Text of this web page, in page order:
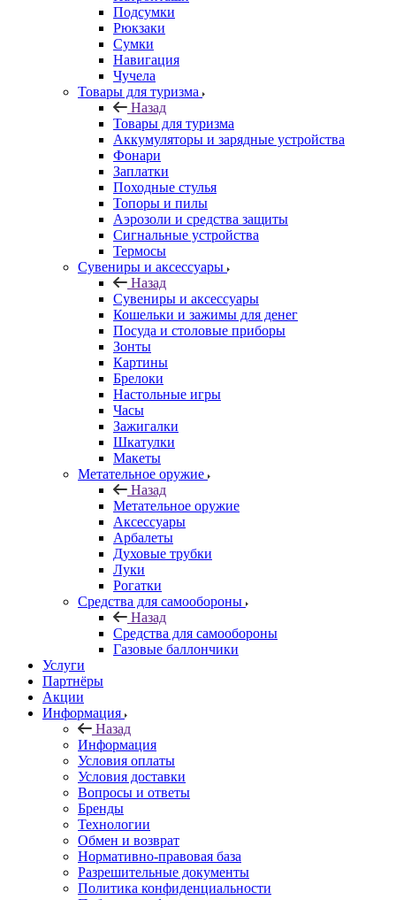
Подсумки
Рюкзаки
Сумки
Навигация
Чучела
Товары для туризма
Назад
Товары для туризма
Аккумуляторы и зарядные устройства
Фонари
Заплатки
Походные стулья
Топоры и пилы
Аэрозоли и средства защиты
Сигнальные устройства
Термосы
Сувениры и аксессуары
Назад
Сувениры и аксессуары
Кошельки и зажимы для денег
Посуда и столовые приборы
Зонты
Картины
Брелоки
Настольные игры
Часы
Зажигалки
Шкатулки
Макеты
Метательное оружие
Назад
Метательное оружие
Аксессуары
Арбалеты
Духовые трубки
Луки
Рогатки
Средства для самообороны
Назад
Средства для самообороны
Газовые баллончики
Услуги
Партнёры
Акции
Информация
Назад
Информация
Условия оплаты
Условия доставки
Вопросы и ответы
Бренды
Технологии
Обмен и возврат
Нормативно-правовая база
Разрешительные документы
Политика конфиденциальности